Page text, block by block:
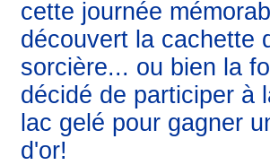
cette journée
découvert la cachette
sorcière... ou bien la
décidé de participer à
lac gelé pour gagner
d'or!